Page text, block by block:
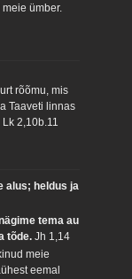
ümber.
rõõmu, mis
Taaveti linnas
Lk 2,10b.11
alus; heldus ja
tema au
tõde.Jh 1,14
meie
eemal